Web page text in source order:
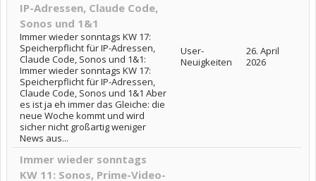
IP-Adressen, Claude Code,
Sonos und 1&1
Immer wieder sonntags KW 17:
Speicherpflicht für IP-Adressen,
Claude Code, Sonos und 1&1:
Immer wieder sonntags KW 17:
Speicherpflicht für IP-Adressen,
Claude Code, Sonos und 1&1 Aber
es ist ja eh immer das Gleiche: die
neue Woche kommt und wird
sicher nicht großartig weniger
News aus...
User-
Neuigkeiten
26. April
2026
Immer wieder sonntags
KW 11: Sonos, Prime-Video-